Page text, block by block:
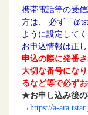
携帯電話等の受
方は、 必ず「
ように設定してく
お申込情報は正
申込の際に発番
大切な番号にな
るなど等で必ず
★お申し込み後の
→ https://a-